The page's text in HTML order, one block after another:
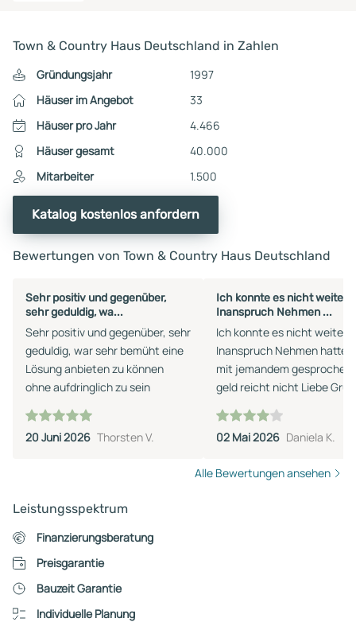
Town & Country Haus Deutschland in Zahlen
Gründungsjahr
1997
Häuser im Angebot
33
Häuser pro Jahr
4.466
Häuser gesamt
40.000
Mitarbeiter
1.500
Katalog kostenlos anfordern
Bewertungen von Town & Country Haus Deutschland
Sehr positiv und gegenüber,
sehr geduldig, wa...
Sehr positiv und gegenüber, sehr
geduldig, war sehr bemüht eine
Lösung anbieten zu können
ohne aufdringlich zu sein
20 Juni 2026 Thorsten V.
Ich konnte es nicht weiter
Inanspruch Nehmen ...
Ich konnte es nicht weiter
Inanspruch Nehmen hatte
mit jemandem gesprochen Das
geld reicht nicht Liebe Grüße
02 Mai 2026 Daniela K.
Alle Bewertungen ansehen
Leistungsspektrum
Finanzierungsberatung
Preisgarantie
Bauzeit Garantie
Individuelle Planung